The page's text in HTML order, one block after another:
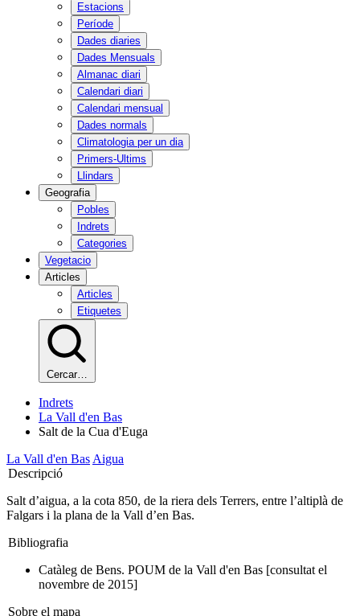
Estacions
Període
Dades diaries
Dades Mensuals
Almanac diari
Calendari diari
Calendari mensual
Dades normals
Climatologia per un dia
Primers-Ultims
Llindars
Geografia
Pobles
Indrets
Categories
Vegetacio
Articles
Articles
Etiquetes
Cercar…
Indrets
La Vall d'en Bas
Salt de la Cua d'Euga
La Vall d'en Bas Aigua
Descripció
Salt d’aigua, a la cota 850, de la riera dels Terrers, entre l’altiplà de
Falgars i la plana de la Vall d’en Bas.
Bibliografia
Catàleg de Bens. POUM de la Vall d'en Bas [consultat el
novembre de 2015]
Sobre el mapa